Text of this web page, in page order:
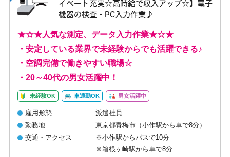
イベート充実☆高時給で収入アップ☆】電子
機器の検査・PC入力作業♪
★☆★人気な測定、データ入力作業★☆★
・安定している業界で未経験からでも活躍できる♪
・空調完備で働きやすい職場☆
・20～40代の男女活躍中！
未経験OK 車通勤OK 男女活躍中
雇用形態
派遣社員
勤務地
東京都青梅市（小作駅から車で8分）
交通・アクセス
※小作駅からバスで10分
※箱根ヶ崎駅から車で8分